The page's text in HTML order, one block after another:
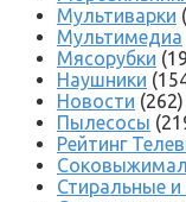
Мультиварки
Мультимедиа
Мясорубки
Наушники
Новости (262)
Пылесосы
Рейтинг
Стиральные